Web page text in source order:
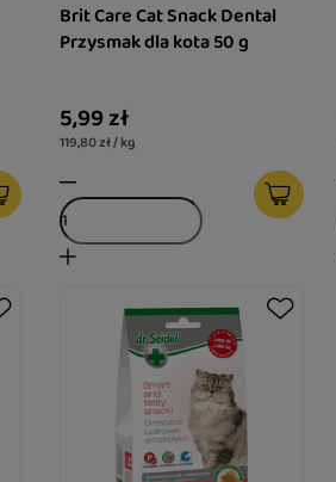
Brit Care Cat Snack Dental
Przysmak dla kota 50 g
5,99 zł
119,80 zł / kg